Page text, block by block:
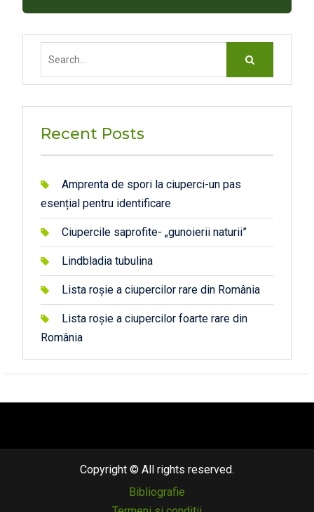
Recent Posts
Amprenta de spori la ciuperci-un pas
esențial pentru identificare
Ciupercile saprofite- „gunoierii naturii”
Lindbladia tubulina
Lista roșie a ciupercilor rare din România
Lista roșie a ciupercilor foarte rare din
România
Copyright © All rights reserved.
Bibliografie